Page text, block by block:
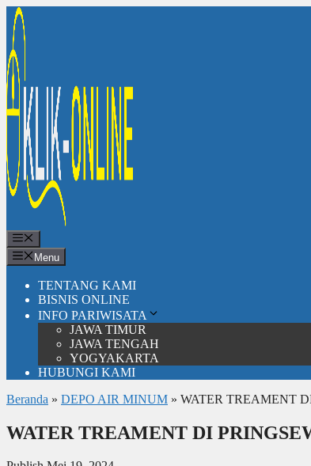
Langsung
ke
isi
Menu
TENTANG KAMI
BISNIS ONLINE
INFO PARIWISATA
JAWA TIMUR
JAWA TENGAH
YOGYAKARTA
HUBUNGI KAMI
Beranda » DEPO AIR MINUM » WATER TREAMENT
WATER TREAMENT DI